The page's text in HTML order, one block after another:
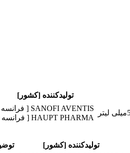
تولیدکننده [کشور]
SANOFI AVENTIS [ فرانسه ]
HAUPT PHARMA [ فرانسه ]
تولیدکننده [کشور]